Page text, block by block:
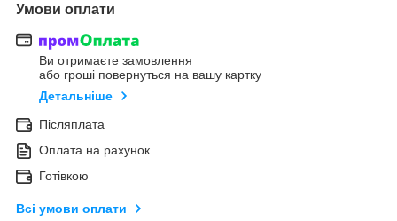
Умови оплати
Ви отримаєте замовлення
або гроші повернуться на вашу картку
Детальніше
Післяплата
Оплата на рахунок
Готівкою
Всі умови оплати